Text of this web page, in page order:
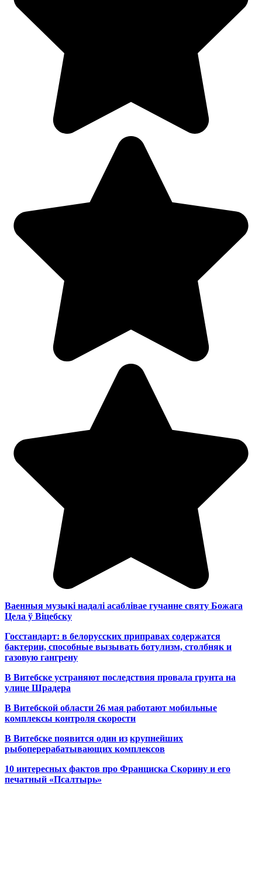
Ваенныя музыкі надалі асаблівае гучанне святу Божага
Цела ў Віцебску
Госстандарт: в белорусских приправах содержатся
бактерии, способные вызывать ботулизм, столбняк и
газовую гангрену
В Витебске устраняют последствия провала грунта на
улице Шрадера
В Витебской области 26 мая работают мобильные
комплексы контроля скорости
В Витебске появится один из крупнейших
рыбоперерабатывающих комплексов
10 интересных фактов про Франциска Скорину и его
печатный «Псалтырь»